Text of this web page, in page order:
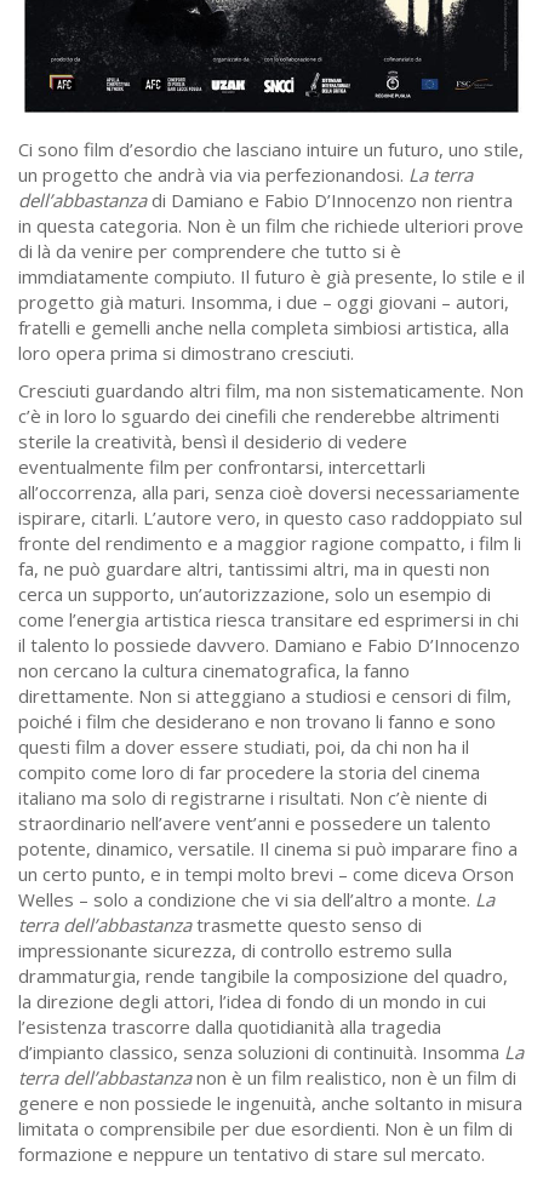
Ci sono film d’esordio che lasciano intuire un futuro, uno stile,
un progetto che andrà via via perfezionandosi. La terra
dell’abbastanzadi Damiano e Fabio D’Innocenzo non rientra
in questa categoria. Non è un film che richiede ulteriori prove
di là da venire per comprendere che tutto si è
immdiatamente compiuto. Il futuro è già presente, lo stile e il
progetto già maturi. Insomma, i due – oggi giovani – autori,
fratelli e gemelli anche nella completa simbiosi artistica, alla
loro opera prima si dimostrano cresciuti.
Cresciuti guardando altri film, ma non sistematicamente. Non
c’è in loro lo sguardo dei cinefili che renderebbe altrimenti
sterile la creatività, bensì il desiderio di vedere
eventualmente film per confrontarsi, intercettarli
all’occorrenza, alla pari, senza cioè doversi necessariamente
ispirare, citarli. L’autore vero, in questo caso raddoppiato sul
fronte del rendimento e a maggior ragione compatto, i film li
fa, ne può guardare altri, tantissimi altri, ma in questi non
cerca un supporto, un’autorizzazione, solo un esempio di
come l’energia artistica riesca transitare ed esprimersi in chi
il talento lo possiede davvero. Damiano e Fabio D’Innocenzo
non cercano la cultura cinematografica, la fanno
direttamente. Non si atteggiano a studiosi e censori di film,
poiché i film che desiderano e non trovano li fanno e sono
questi film a dover essere studiati, poi, da chi non ha il
compito come loro di far procedere la storia del cinema
italiano ma solo di registrarne i risultati. Non c’è niente di
straordinario nell’avere vent’anni e possedere un talento
potente, dinamico, versatile. Il cinema si può imparare fino a
un certo punto, e in tempi molto brevi – come diceva Orson
Welles – solo a condizione che vi sia dell’altro a monte. La
terra dell’abbastanzatrasmette questo senso di
impressionante sicurezza, di controllo estremo sulla
drammaturgia, rende tangibile la composizione del quadro,
la direzione degli attori, l’idea di fondo di un mondo in cui
l’esistenza trascorre dalla quotidianità alla tragedia
d’impianto classico, senza soluzioni di continuità. Insomma La
terra dell’abbastanzanon è un film realistico, non è un film di
genere e non possiede le ingenuità, anche soltanto in misura
limitata o comprensibile per due esordienti. Non è un film di
formazione e neppure un tentativo di stare sul mercato.